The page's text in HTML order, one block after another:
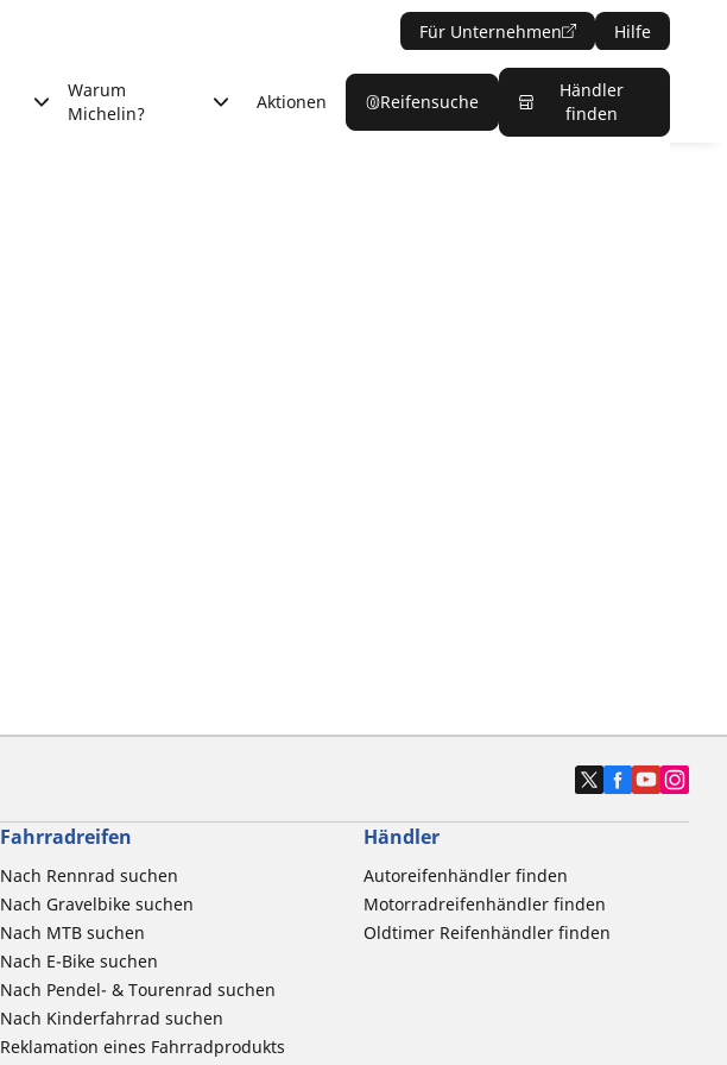
Für Unternehmen Hilfe
Warum
Michelin?
Aktionen Reifensuche
Händler
finden
Fahrradreifen
Nach Rennrad suchen
Nach Gravelbike suchen
Nach MTB suchen
Nach E-Bike suchen
Nach Pendel- & Tourenrad suchen
Nach Kinderfahrrad suchen
Reklamation eines Fahrradprodukts
Händler
Autoreifenhändler finden
Motorradreifenhändler finden
Oldtimer Reifenhändler finden